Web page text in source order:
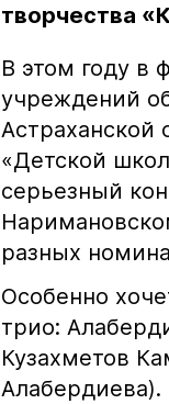
творчества
В этом году в
учреждений
Астраханской
«Детской
серьезный
разных
Особенно
трио:
Кузахметов
Алабердиева).